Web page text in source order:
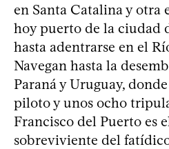
en Santa Catalina y otra
hoy puerto de la ciudad
hasta adentrarse en el
Navegan hasta la
Paraná y Uruguay,
piloto y unos ocho
Francisco del Puerto es
sobreviviente del